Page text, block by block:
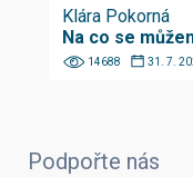
Klára Pokorná
Na co se
14688 31. 7.
Podpořte nás